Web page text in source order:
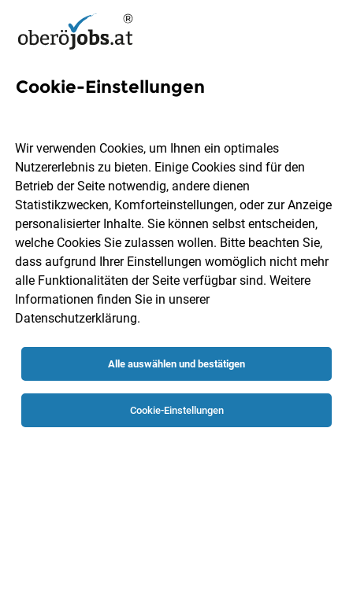
Ersatzteilmanager/in mit
Angebotserstellung (m/w/d)
Rosenbauer International AG
Enns Vollzeit 27.07.2026
Cookie-Einstellungen
Wir verwenden Cookies, um Ihnen ein optimales
Nutzererlebnis zu bieten. Einige Cookies sind für den
Betrieb der Seite notwendig, andere dienen
Statistikzwecken, Komforteinstellungen, oder zur Anzeige
personalisierter Inhalte. Sie können selbst entscheiden,
welche Cookies Sie zulassen wollen. Bitte beachten Sie,
dass aufgrund Ihrer Einstellungen womöglich nicht mehr
alle Funktionalitäten der Seite verfügbar sind. Weitere
Informationen finden Sie in unserer
Datenschutzerklärung.
Alle auswählen und bestätigen
Cookie-Einstellungen